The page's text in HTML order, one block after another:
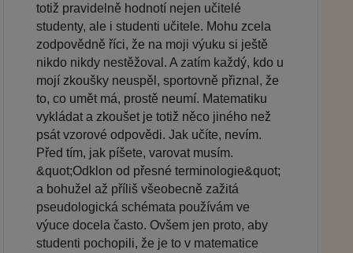
totiž pravidelně hodnotí nejen učitelé
studenty, ale i studenti učitele. Mohu zcela
zodpovědně říci, že na moji výuku si ještě
nikdo nikdy nestěžoval. A zatím každý, kdo u
mojí zkoušky neuspěl, sportovně přiznal, že
to, co umět má, prostě neumí. Matematiku
vykládat a zkoušet je totiž něco jiného než
psát vzorové odpovědi. Jak učíte, nevím.
Před tím, jak píšete, varovat musím.
&quot;Odklon od přesné terminologie&quot;
a bohužel až příliš všeobecně zažitá
pseudologická schémata používám ve
výuce docela často. Ovšem jen proto, aby
studenti pochopili, že je to v matematice